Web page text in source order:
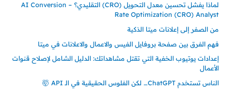
لماذا يفشل تحسين معدل التحويل (CRO) التقليدي؟ – AI Conversion
Rate Optimization (CRO) Analyst
من الصفر إلى إعلانات ميتا الذكية
فهم الفرق بين صفحة بروفايل الفيس والاعمال والاعلانات في ميتا
إعدادات يوتيوب الخفية التي تقتل مشاهداتك: الدليل الشامل لإصلاح قنوات
الأعمال
الناس تستخدم ChatGPT… لكن الفلوس الحقيقية في الـ API 🤯